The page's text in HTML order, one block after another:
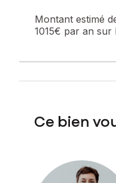
Montant estimé
1015€ par an sur
Ce bien